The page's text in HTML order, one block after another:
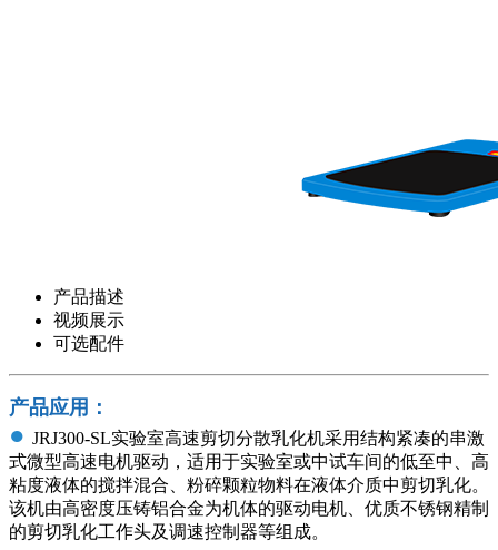
产品描述
视频展示
可选配件
产品应用：
● JRJ300-SL实验室高速剪切分散乳化机采用结构紧凑的串激
式微型高速电机驱动，适用于实验室或中试车间的低至中、高
粘度液体的搅拌混合、粉碎颗粒物料在液体介质中剪切乳化。
该机由高密度压铸铝合金为机体的驱动电机、优质不锈钢精制
的剪切乳化工作头及调速控制器等组成。